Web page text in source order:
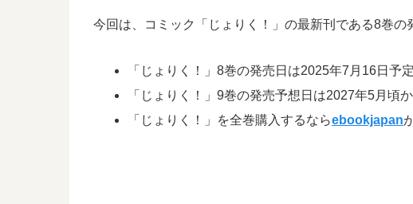
今回は、コミック「じょりく！」の最新刊である8巻
「じょりく！」8巻の発売日は2025年7月16日予定
「じょりく！」9巻の発売予想日は2027年5月頃
「じょりく！」を全巻購入するならebookjapan